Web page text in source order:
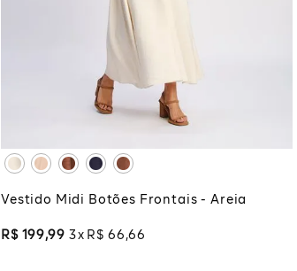
M
XGG
ADICIONAR À SACOLA
Vestido Midi Botões Frontais - Areia
R$ 199,99 3 R$ 66 ,66